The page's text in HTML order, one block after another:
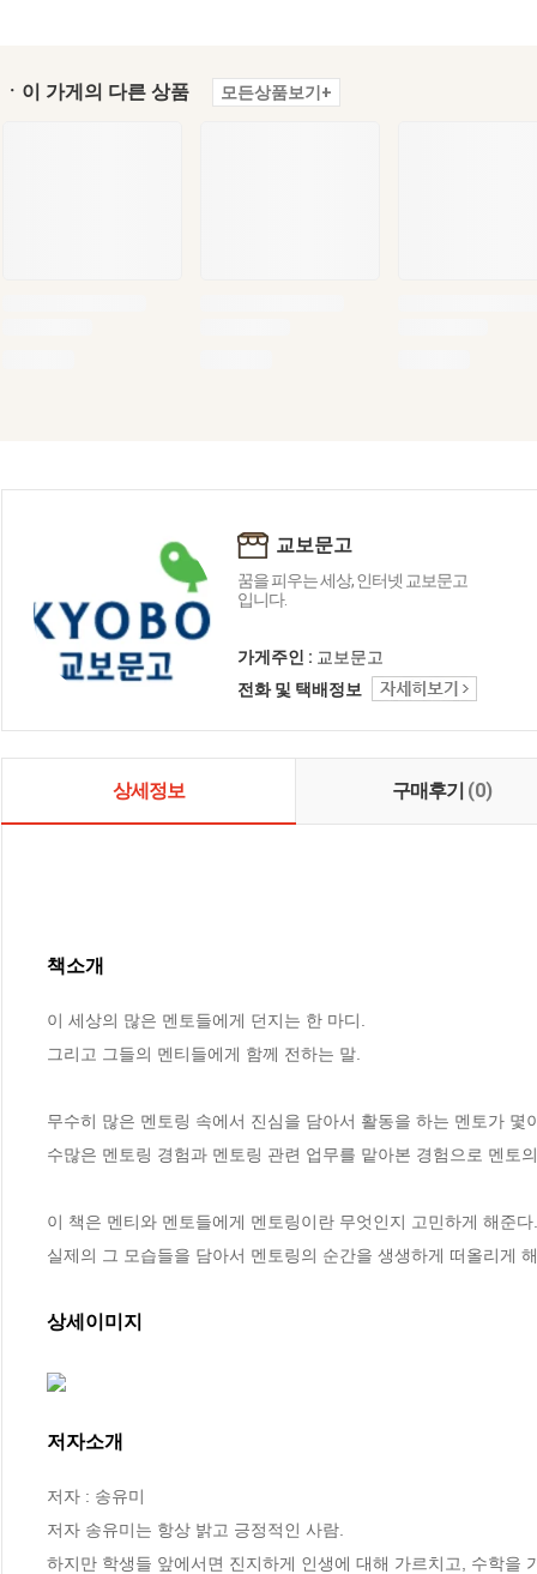
ㆍ이 가게의 다른 상품 모든상품보기+
교보문고
꿈을 피우는 세상, 인터넷 교보문고
입니다.
가게주인 : 교보문고
전화 및 택배정보
상세정보 구매후기 (0)
책소개
이 세상의 많은 멘토들에게 던지는 한 마디.
그리고 그들의 멘티들에게 함께 전하는 말.
무수히 많은 멘토링 속에서 진심을 담아서 활동을 하는 멘토가 몇
수많은 멘토링 경험과 멘토링 관련 업무를 맡아본 경험으로 멘토
이 책은 멘티와 멘토들에게 멘토링이란 무엇인지 고민하게 해준
실제의 그 모습들을 담아서 멘토링의 순간을 생생하게 떠올리게
상세이미지
저자소개
저자 : 송유미
저자 송유미는 항상 밝고 긍정적인 사람.
하지만 학생들 앞에서면 진지하게 인생에 대해 가르치고, 수학을